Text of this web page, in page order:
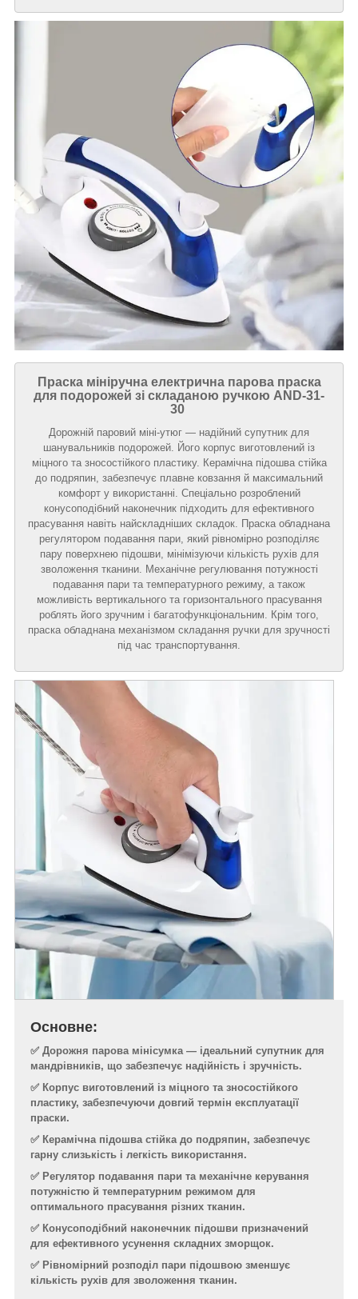
Праска мініручна електрична парова праска
для подорожей зі складаною ручкою AND-31-
30
Дорожній паровий міні-утюг — надійний супутник для
шанувальників подорожей. Його корпус виготовлений із
міцного та зносостійкого пластику. Керамічна підошва стійка
до подряпин, забезпечує плавне ковзання й максимальний
комфорт у використанні. Спеціально розроблений
конусоподібний наконечник підходить для ефективного
прасування навіть найскладніших складок. Праска обладнана
регулятором подавання пари, який рівномірно розподіляє
пару поверхнею підошви, мінімізуючи кількість рухів для
зволоження тканини. Механічне регулювання потужності
подавання пари та температурного режиму, а також
можливість вертикального та горизонтального прасування
роблять його зручним і багатофункціональним. Крім того,
праска обладнана механізмом складання ручки для зручності
під час транспортування.
Основне:
✅ Дорожня парова мінісумка — ідеальний супутник для
мандрівників, що забезпечує надійність і зручність.
✅ Корпус виготовлений із міцного та зносостійкого
пластику, забезпечуючи довгий термін експлуатації
праски.
✅ Керамічна підошва стійка до подряпин, забезпечує
гарну слизькість і легкість використання.
✅ Регулятор подавання пари та механічне керування
потужністю й температурним режимом для
оптимального прасування різних тканин.
✅ Конусоподібний наконечник підошви призначений
для ефективного усунення складних зморщок.
✅ Рівномірний розподіл пари підошвою зменшує
кількість рухів для зволоження тканин.